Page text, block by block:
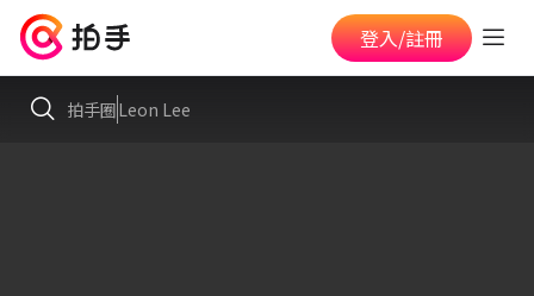
登入/註冊
拍手圈Leon Lee